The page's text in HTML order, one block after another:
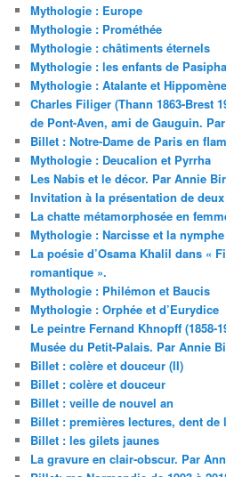
Mythologie : Europe
Mythologie : Prométhée
Mythologie : châtiments éternels
Mythologie : les enfants de
Mythologie : Atalante et Hippomène
Charles Filiger (Thann 1863-Brest
de Pont-Aven, ami de Gauguin.
Billet : Notre-Dame de Paris en
Mythologie : Deucalion et Pyrrha
Les Nabis et le décor. Par Annie
Invitation à la présentation de
La chatte métamorphosée en
Mythologie : Narcisse et la
La poésie d’Osama Khalil dans «
romantique ».
Mythologie : Philémon et Baucis
Mythologie : Orphée et d’Eurydice
Le peintre Fernand Khnopff (1858-
Musée du Petit-Palais. Par Annie
Billet : colère et douceur (II)
Billet : colère et douceur
Billet : veille de nouvel an
Billet : premières lectures, dent de
Billet : les gilets jaunes
La gravure en clair-obscur. Par